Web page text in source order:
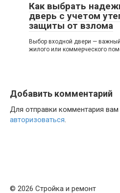
Как выбрать
дверь с учетом
защиты от взлома
Выбор входной двери — важный
жилого или коммерческого
Добавить комментарий
Для отправки комментария
авторизоваться.
© 2026 Стройка и ремонт